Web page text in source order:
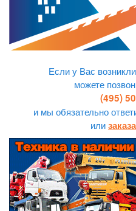
Если у Вас
можете
(495)
и мы обязательно
или